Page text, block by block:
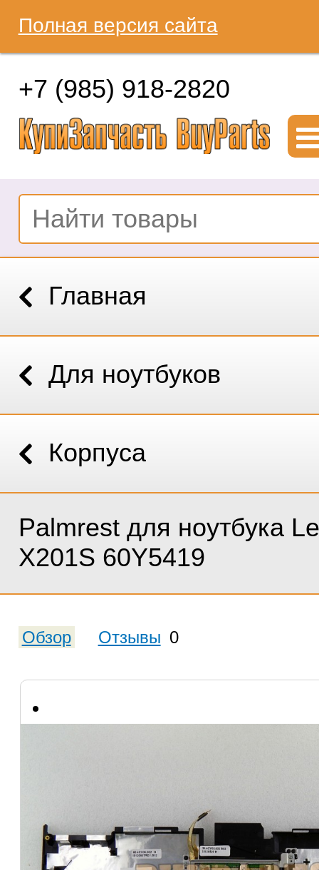
Полная версия сайта
+7 (985) 918-2820
Главная
Для ноутбуков
Корпуса
Palmrest для ноутбука
X201S 60Y5419
Обзор Отзывы 0